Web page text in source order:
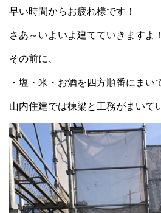
早い時間からお疲れ様です！
さあ～いよいよ建てていきますよ！
その前に、
・塩・米・お酒を四方順番にまい
山内住建では棟梁と工務がまいて